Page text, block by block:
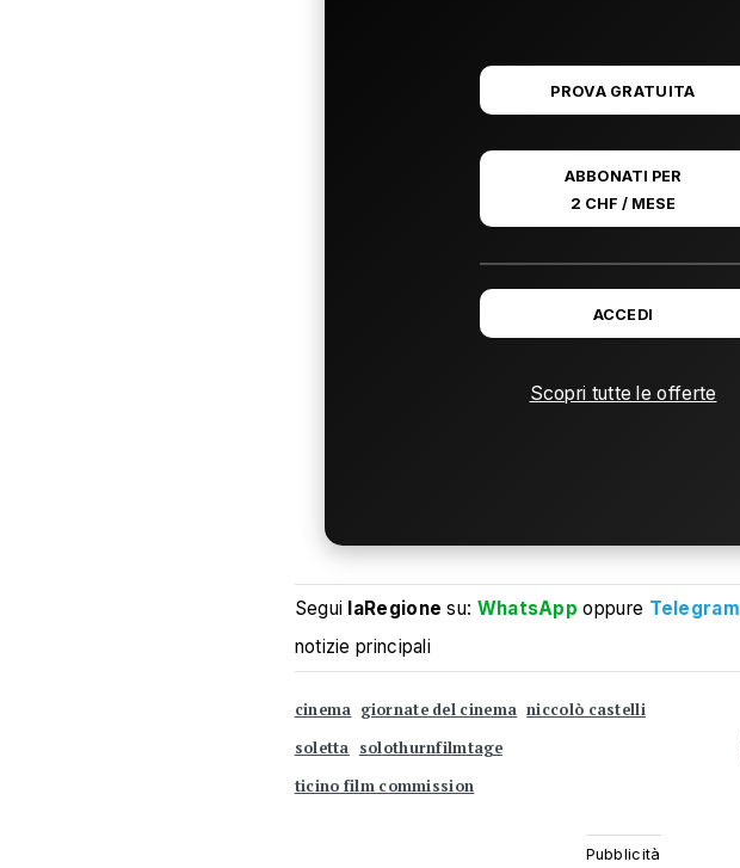
PROVA GRATUITA
ABBONATI PER
2 CHF / MESE
ACCEDI
Scopri tutte le offerte
Segui laRegione su: WhatsApp oppure Telegram
notizie principali
cinema giornate del cinema niccolò castelli
soletta solothurnfilmtage
ticino film commission